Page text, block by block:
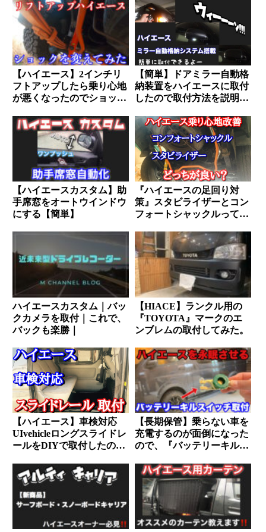
切なし】
【ハイエース】2インチリ
フトアップしたら乗り心地
が悪くなったのでショック
【簡単】ドアミラー自動格
納装置をハイエースに取付
したので取付方法を説明し
【ハイエースカスタム】助
手席窓をオートウインドウ
にする【簡単】
『ハイエースの足回り対
策』スタビライザーとコン
フォートシャックルってど
ハイエースカスタム｜バッ
クカメラを取付｜これで、
バックも楽勝｜
【HIACE】ランクル用の
『TOYOTA』マークのエ
ンブレムの取付してみた。
【ハイエース】車検対応
UIvehicleロングスライドレ
ールをDIYで取付したので
【長期保管】乗らない車を
充電するのが面倒になった
ので、『バッテリーキルス
た。